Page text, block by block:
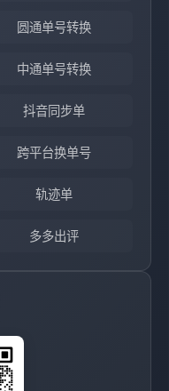
圆通单号转换
中通单号转换
抖音同步单
跨平台换单号
轨迹单
多多出评